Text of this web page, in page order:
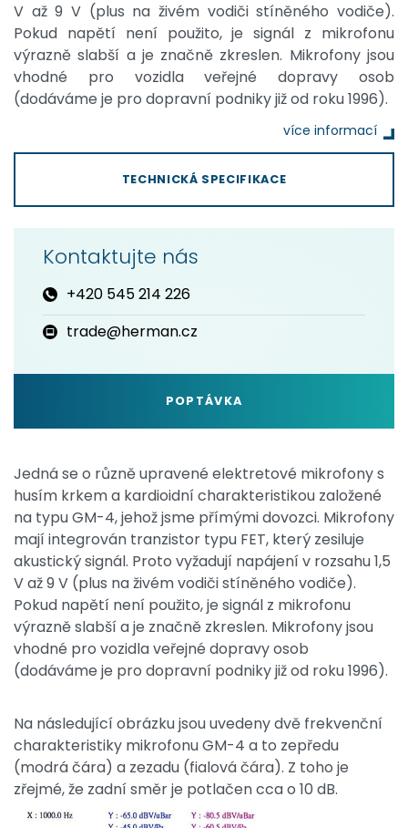
V až 9 V (plus na živém vodiči stíněného vodiče).
Pokud napětí není použito, je signál z mikrofonu
výrazně slabší a je značně zkreslen. Mikrofony jsou
vhodné pro vozidla veřejné dopravy osob
(dodáváme je pro dopravní podniky již od roku 1996).
více informací
TECHNICKÁ SPECIFIKACE
Kontaktujte nás
+420 545 214 226
trade@herman.cz
POPTÁVKA
Jedná se o různě upravené elektretové mikrofony s
husím krkem a kardioidní charakteristikou založené
na typu GM-4, jehož jsme přímými dovozci. Mikrofony
mají integrován tranzistor typu FET, který zesiluje
akustický signál. Proto vyžadují napájení v rozsahu 1,5
V až 9 V (plus na živém vodiči stíněného vodiče).
Pokud napětí není použito, je signál z mikrofonu
výrazně slabší a je značně zkreslen. Mikrofony jsou
vhodné pro vozidla veřejné dopravy osob
(dodáváme je pro dopravní podniky již od roku 1996).
Na následující obrázku jsou uvedeny dvě frekvenční
charakteristiky mikrofonu GM-4 a to zepředu
(modrá čára) a zezadu (fialová čára). Z toho je
zřejmé, že zadní směr je potlačen cca o 10 dB.